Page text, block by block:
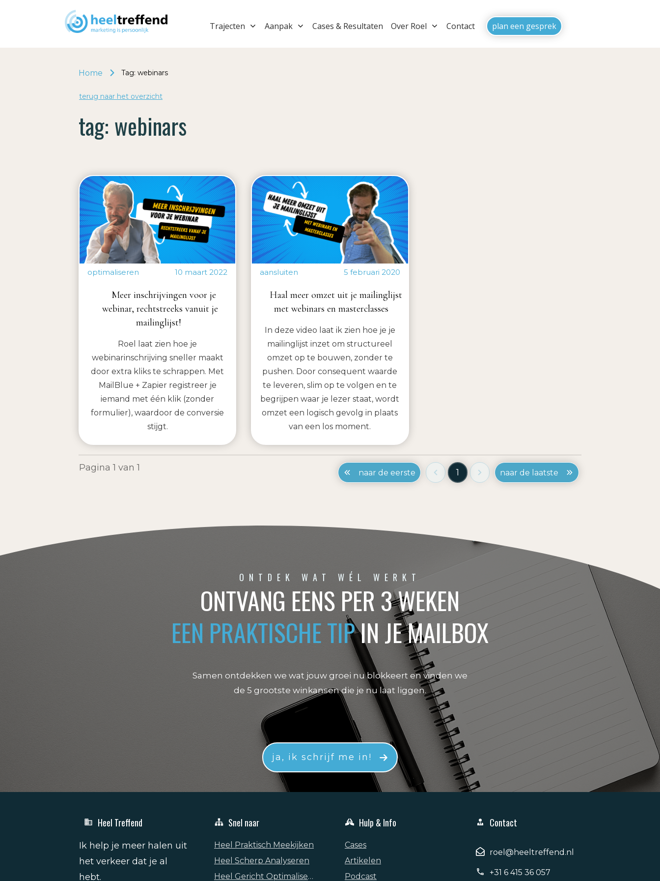
Trajecten Aanpak Cases & Resultaten Over Roel Contact plan een gesprek
Home Tag: webinars
terug naar het overzicht
tag: webinars
optimaliseren 10 maart 2022
Meer inschrijvingen voor je
webinar, rechtstreeks vanuit je
mailinglijst!
Roel laat zien hoe je
webinarinschrijving sneller maakt
door extra kliks te schrappen. Met
MailBlue + Zapier registreer je
iemand met één klik (zonder
formulier), waardoor de conversie
stijgt.
aansluiten 5 februari 2020
Haal meer omzet uit je mailinglijst
met webinars en masterclasses
In deze video laat ik zien hoe je je
mailinglijst inzet om structureel
omzet op te bouwen, zonder te
pushen. Door consequent waarde
te leveren, slim op te volgen en te
begrijpen waar je lezer staat, wordt
omzet een logisch gevolg in plaats
van een los moment.
Pagina1 van1 naar de eerste 1 naar de laatste
ONTDEK WAT WÉL WERKT
ONTVANG EENS PER 3 WEKEN
EEN PRAKTISCHE TIPIN JE MAILBOX
Samen ontdekken we wat jouw groei nu blokkeert en vinden we
de 5 grootste winkansen die je nu laat liggen.
ja, ik schrijf me in!
Heel Treffend
Ik help je meer halen uit
het verkeer dat je al
hebt.
Snel naar
Heel Praktisch Meekijken
Heel Scherp Analyseren
Heel Gericht Optimaliseren
Hulp & Info
Cases
Artikelen
Podcast
Contact
roel@heeltreffend.nl
+31 6 415 36 057